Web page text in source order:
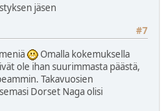
jäsen
#7
Omalla kokemuksella
ole ihan suurimmasta päästä,
Takavuosien
Dorset Naga olisi